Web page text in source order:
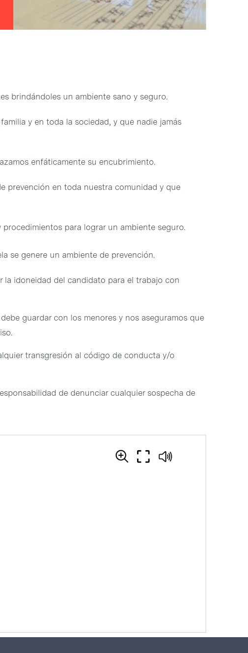
brindándoles un ambiente sano y seguro.
y en toda la sociedad, y que nadie jamás
enfáticamente su encubrimiento.
prevención en toda nuestra comunidad y que
para lograr un ambiente seguro.
se genere un ambiente de prevención.
idoneidad del candidato para el trabajo con
guardar con los menores y nos aseguramos que
transgresión al código de conducta y/o
de denunciar cualquier sospecha de